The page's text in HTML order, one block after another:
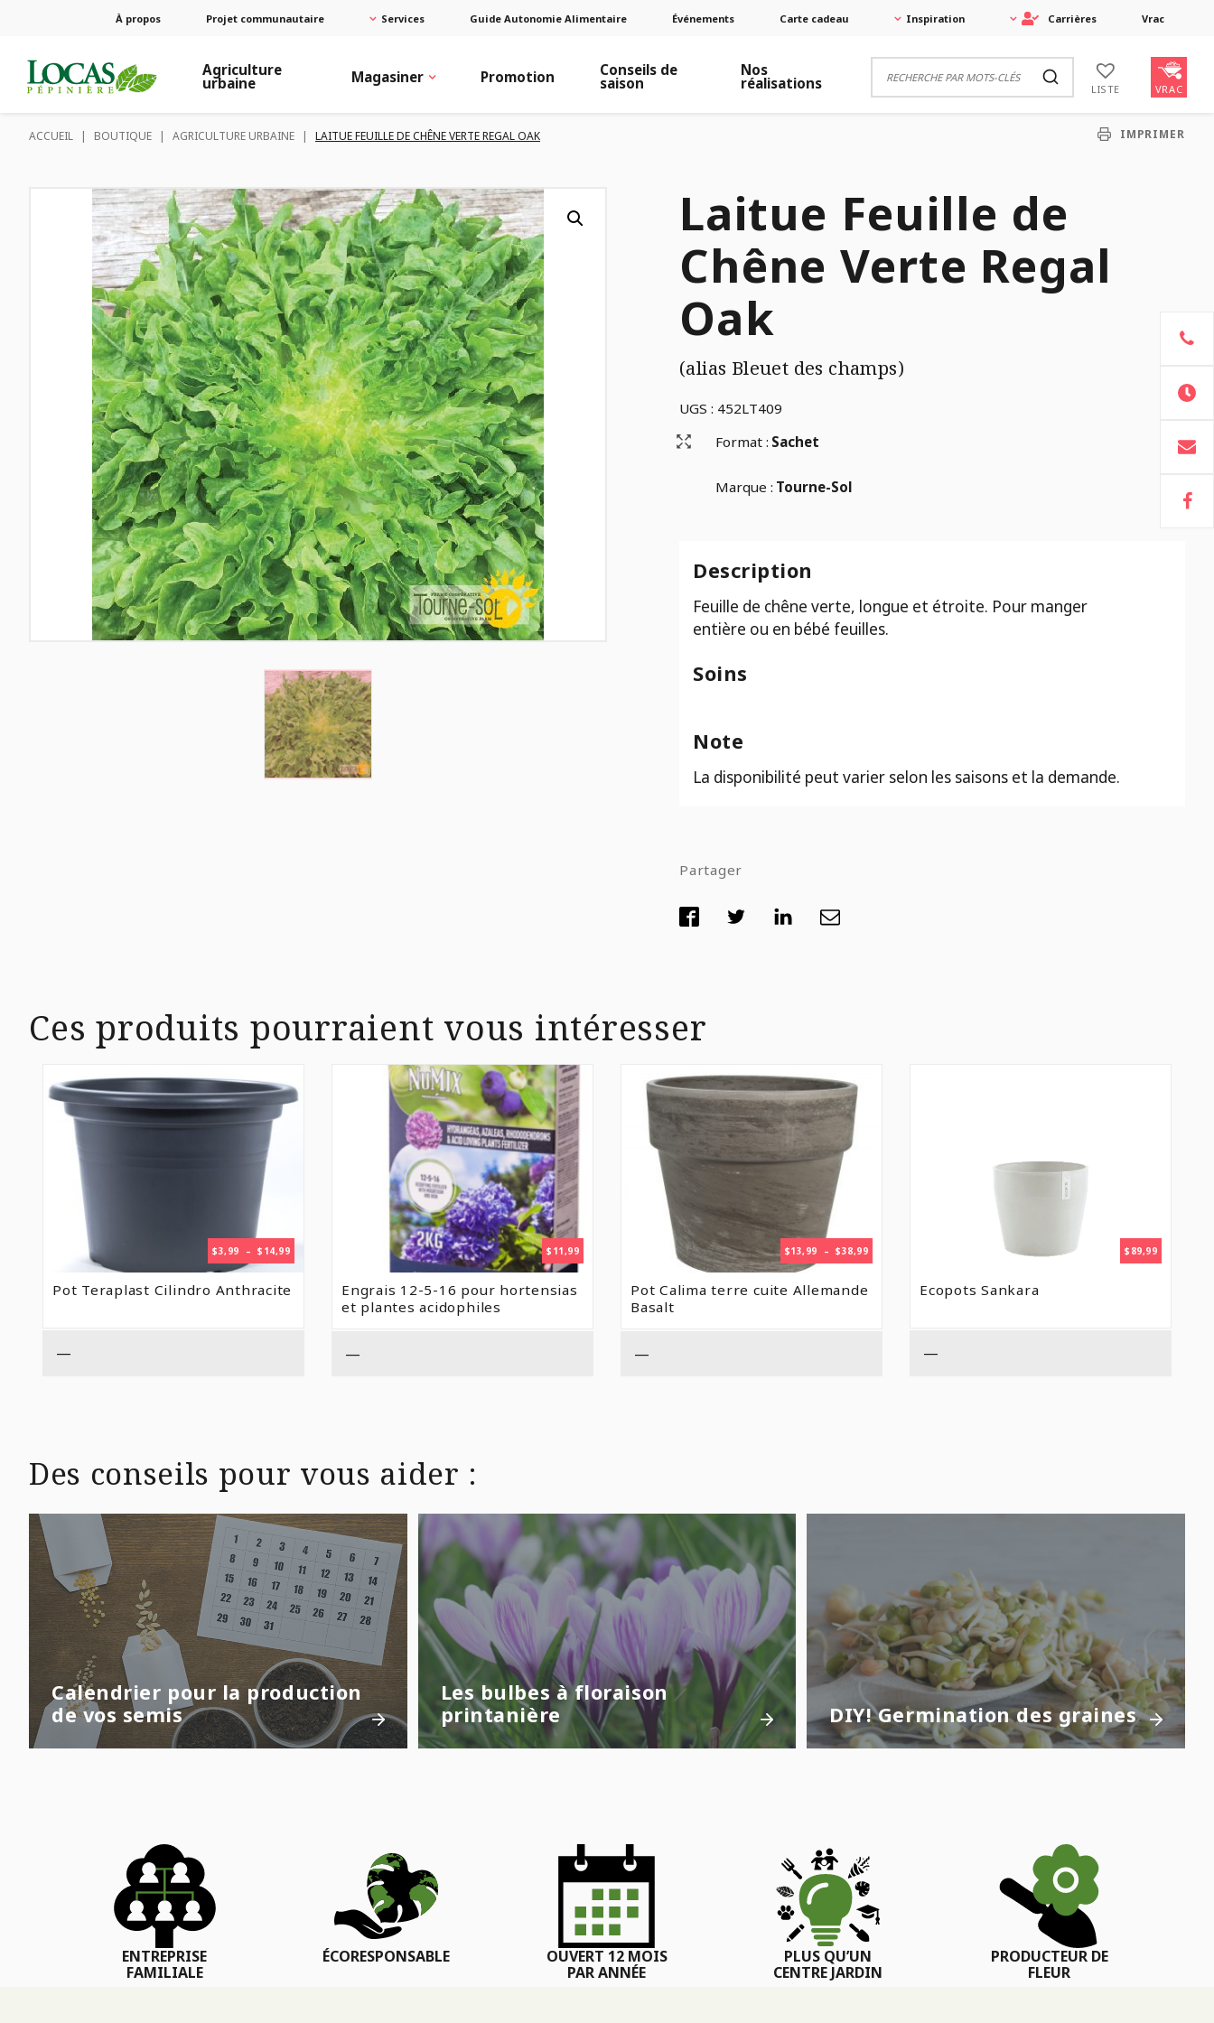
À propos Projet communautaire Services Guide Autonomie Alimentaire Événements Carte cadeau Inspiration Carrières Vrac
Agriculture
urbaine Magasiner Promotion Conseils de
saison
Nos
réalisations LISTE VRAC
ACCUEIL | BOUTIQUE | AGRICULTURE URBAINE | LAITUE FEUILLE DE CHÊNE VERTE REGAL OAK IMPRIMER
Laitue Feuille de
Chêne Verte Regal
Oak
(alias Bleuet des champs)
UGS : 452LT409
Format : Sachet
Marque : Tourne-Sol
Description
Feuille de chêne verte, longue et étroite. Pour manger
entière ou en bébé feuilles.
Soins
Note
La disponibilité peut varier selon les saisons et la demande.
Partager
Ces produits pourraient vous intéresser
$3,99 – $ 14,99PLAGE
DE
$3,99
Pot Teraplast Cilindro Anthracite
—
$ 11,99
Engrais 12-5-16 pour hortensias
et plantes acidophiles
—
$13,99 – $38,99PLAGE
DE
Pot Calima terre cuite Allemande
Basalt
—
$ 89,99
Ecopots Sankara
—
Des conseils pour vous aider :
Calendrier pour la production
de vos semis
Les bulbes à floraison
printanière
DIY! Germination des graines
ENTREPRISE
FAMILIALE
ÉCORESPONSABLE
OUVERT 12 MOIS
PAR ANNÉE
PLUS QU’UN
CENTRE JARDIN
PRODUCTEUR DE
FLEUR